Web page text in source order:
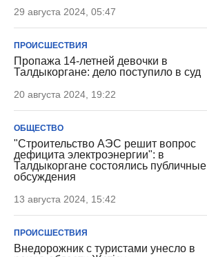
29 августа 2024, 05:47
ПРОИСШЕСТВИЯ
Пропажа 14-летней девочки в
Талдыкоргане: дело поступило в суд
20 августа 2024, 19:22
ОБЩЕСТВО
"Строительство АЭС решит вопрос
дефицита электроэнергии": в
Талдыкоргане состоялись публичные
обсуждения
13 августа 2024, 15:42
ПРОИСШЕСТВИЯ
Внедорожник с туристами унесло в